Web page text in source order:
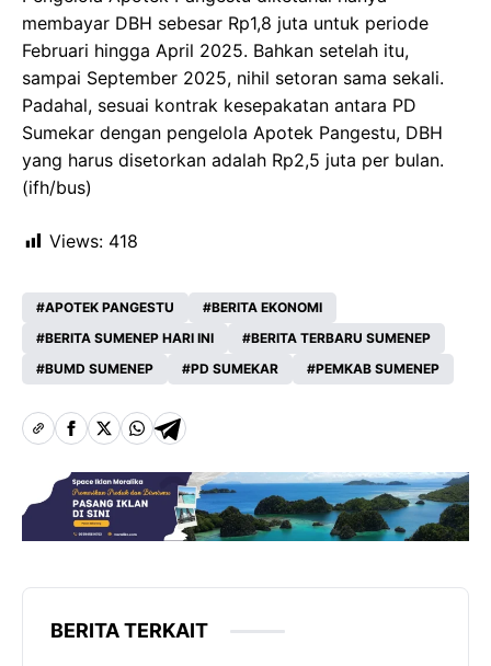
membayar DBH sebesar Rp1,8 juta untuk periode
Februari hingga April 2025. Bahkan setelah itu,
sampai September 2025, nihil setoran sama sekali.
Padahal, sesuai kontrak kesepakatan antara PD
Sumekar dengan pengelola Apotek Pangestu, DBH
yang harus disetorkan adalah Rp2,5 juta per bulan.
(ifh/bus)
Views: 418
APOTEK PANGESTU
BERITA EKONOMI
BERITA SUMENEP HARI INI
BERITA TERBARU SUMENEP
BUMD SUMENEP
PD SUMEKAR PEMKAB SUMENEP
BERITA TERKAIT